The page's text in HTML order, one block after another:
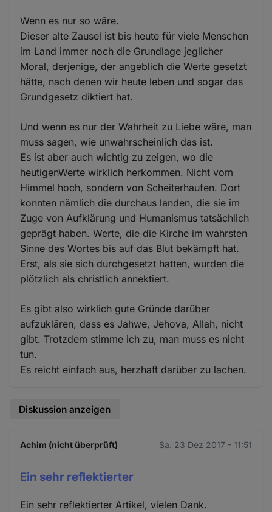
Wenn es nur so wäre.
Dieser alte Zausel ist bis heute für viele Menschen
im Land immer noch die Grundlage jeglicher
Moral, derjenige, der angeblich die Werte gesetzt
hätte, nach denen wir heute leben und sogar das
Grundgesetz diktiert hat.
Und wenn es nur der Wahrheit zu Liebe wäre, man
muss sagen, wie unwahrscheinlich das ist.
Es ist aber auch wichtig zu zeigen, wo die
heutigenWerte wirklich herkommen. Nicht vom
Himmel hoch, sondern von Scheiterhaufen. Dort
konnten nämlich die durchaus landen, die sie im
Zuge von Aufklärung und Humanismus tatsächlich
geprägt haben. Werte, die die Kirche im wahrsten
Sinne des Wortes bis auf das Blut bekämpft hat.
Erst, als sie sich durchgesetzt hatten, wurden die
plötzlich als christlich annektiert.
Es gibt also wirklich gute Gründe darüber
aufzuklären, dass es Jahwe, Jehova, Allah, nicht
gibt. Trotzdem stimme ich zu, man muss es nicht
tun.
Es reicht einfach aus, herzhaft darüber zu lachen.
Diskussion anzeigen
Achim (nicht überprüft) Sa. 23 Dez 2017 - 11:51
Ein sehr reflektierter
Ein sehr reflektierter Artikel, vielen Dank.